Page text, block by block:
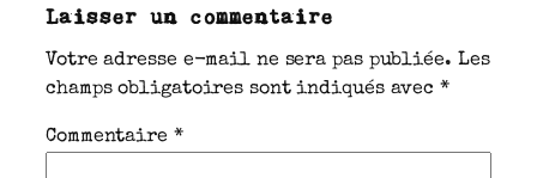
Laisser un commentaire
Votre adresse e-mail ne sera pas publiée. Les
champs obligatoires sont indiqués avec*
Commentaire *